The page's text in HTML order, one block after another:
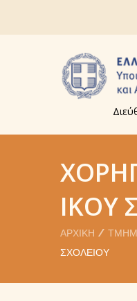
ΙΚΟΎ
ΑΡΧΙΚΉ
ΣΧΟΛΕΊΟΥ